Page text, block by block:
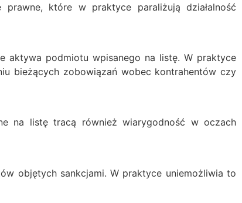
które w praktyce paraliżują działalność
aktywa podmiotu wpisanego na listę. W praktyce
bieżących zobowiązań wobec kontrahentów czy
na listę tracą również wiarygodność w oczach
objętych sankcjami. W praktyce uniemożliwia to